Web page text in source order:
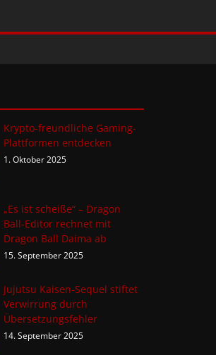
Krypto-freundliche Gaming-
Plattformen entdecken
1. Oktober 2025
„Es ist scheiße“ – Dragon
Ball-Editor rechnet mit
Dragon Ball Daima ab
15. September 2025
Jujutsu Kaisen-Sequel stiftet
Verwirrung durch
Übersetzungsfehler
14. September 2025